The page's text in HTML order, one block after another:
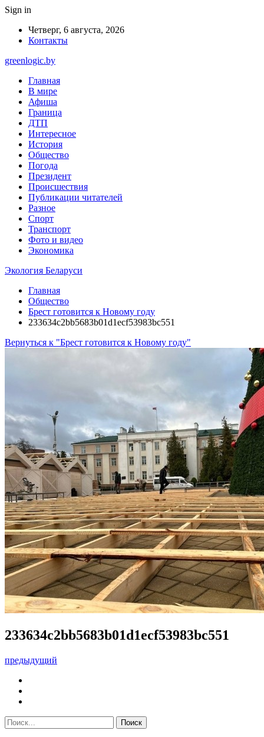
Sign in
Четверг, 6 августа, 2026
Контакты
greenlogic.by
Главная
В мире
Афиша
Граница
ДТП
Интересное
История
Общество
Погода
Президент
Происшествия
Публикации читателей
Разное
Спорт
Транспорт
Фото и видео
Экономика
Экология Беларуси
Главная
Общество
Брест готовится к Новому году
233634c2bb5683b01d1ecf53983bc551
Вернуться к "Брест готовится к Новому году"
233634c2bb5683b01d1ecf53983bc551
предыдущий